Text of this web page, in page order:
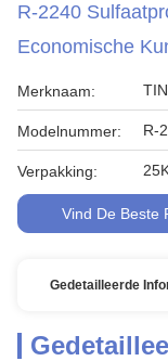
R-2240
Economische
Merknaam:
Modelnummer: R-
Verpakking:
Vind De Beste
Gedetailleerde